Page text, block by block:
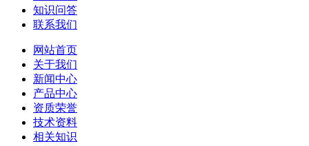
知识问答
联系我们
网站首页
关于我们
新闻中心
产品中心
资质荣誉
技术资料
相关知识